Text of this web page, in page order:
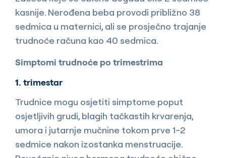
kasnije. Nerođena beba provodi približno 38
sedmica u maternici, ali se prosječno trajanje
trudnoće računa kao 40 sedmica.
Simptomi trudnoće po trimestrima
1. trimestar
Trudnice mogu osjetiti simptome poput
osjetljivih grudi, blagih tačkastih krvarenja,
umora i jutarnje mučnine tokom prve 1-2
sedmice nakon izostanka menstruacije.